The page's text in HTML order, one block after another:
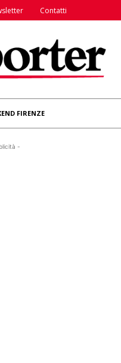
Contatti
FIRENZE
-